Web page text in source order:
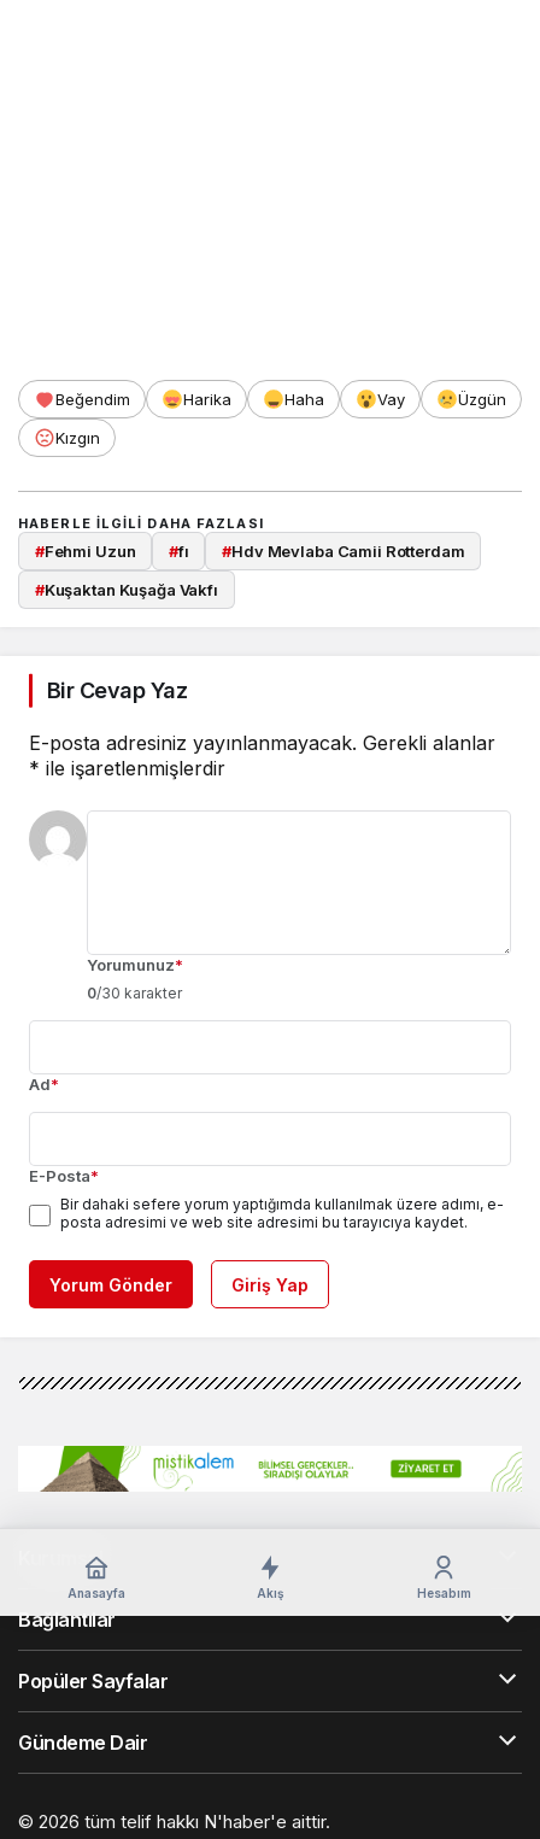
Beğendim Harika Haha Vay
Üzgün
Kızgın
HABERLE ILGILI DAHA FAZLASI
#Fehmi Uzun #fı #Hdv Mevlaba Camii Rotterdam
#Kuşaktan Kuşağa Vakfı
Bir Cevap Yaz
E-posta adresiniz yayınlanmayacak. Gerekli alanlar
* ile işaretlenmişlerdir
Yorumunuz*
0/30 karakter
Ad*
E-Posta*
Bir dahaki sefere yorum yaptığımda kullanılmak üzere adımı, e-
posta adresimi ve web site adresimi bu tarayıcıya kaydet.
Yorum Gönder Giriş Yap
Anasayfa Akış Hesabım
Kurumsal
Bağlantılar
Popüler Sayfalar
Gündeme Dair
© 2026 tüm telif hakkı N'haber'e aittir.